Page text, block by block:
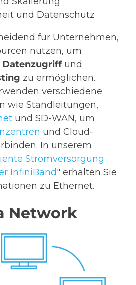
und Datenschutz
für Unternehmen,
nutzen, um
Datenzugriff und
zu ermöglichen.
verschiedene
wie Standleitungen,
und SD-WAN, um
und Cloud-
In unserem
Stromversorgung
InfiniBand" erhalten Sie
zu Ethernet.
Network